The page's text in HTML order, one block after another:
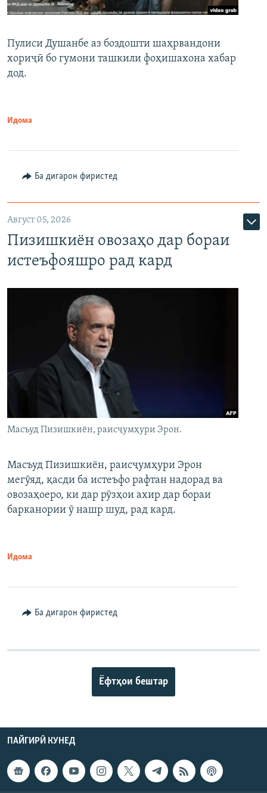
Пулиси Душанбе аз боздошти шаҳрвандони
хориҷӣ бо гумони ташкили фоҳишахона хабар
дод.
Идома
Ба дигарон фиристед
Август 05, 2026
Пизишкиён овозаҳо дар бораи
истеъфояшро рад кард
Масъуд Пизишкиён, раисҷумҳури Эрон.
Масъуд Пизишкиён, раисҷумҳури Эрон
мегӯяд, қасди ба истеъфо рафтан надорад ва
овозаҳоеро, ки дар рӯзҳои ахир дар бораи
барканории ӯ нашр шуд, рад кард.
Идома
Ба дигарон фиристед
Ёфтҳои бештар
ПАЙГИРӢ КУНЕД